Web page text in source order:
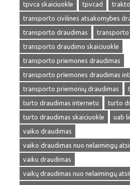
tpvca skaiciuokle
tpvcad
transporto civilines atsakomybes
transporto draudimas
transporto
transporto draudimo skaiciuokle
transporto priemones draudimas
transporto priemones draudimas
transporto priemonių draudimas
turto draudimas internetu
turto
turto draudimas skaiciuokle
uab
vaiko draudimas
vaiko draudimas nuo nelaimingų
vaiku draudimas
vaikų draudimas nuo nelaimingų